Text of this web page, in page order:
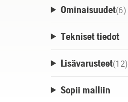
Ominaisuudet(6)
Tekniset tiedot
Lisävarusteet(12)
Sopii malliin